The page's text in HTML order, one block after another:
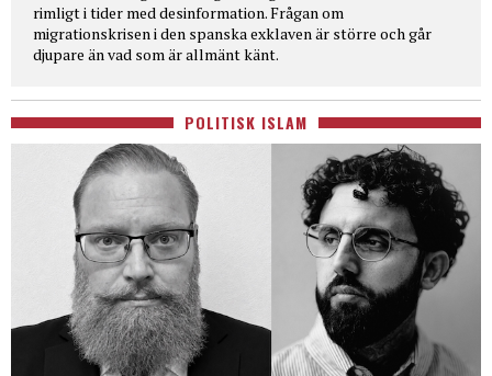
rimligt i tider med desinformation. Frågan om
migrationskrisen i den spanska exklaven är större och går
djupare än vad som är allmänt känt.
POLITISK ISLAM